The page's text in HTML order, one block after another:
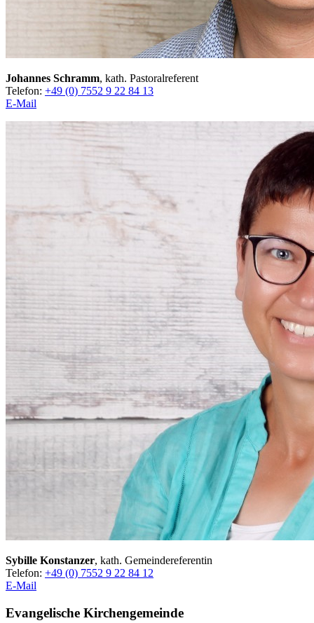
Johannes Schramm, kath. Pastoralreferent
Telefon: +49 (0) 7552 9 22 84 13
E-Mail
Sybille Konstanzer, kath. Gemeindereferentin
Telefon: +49 (0) 7552 9 22 84 12
E-Mail
Evangelische Kirchengemeinde